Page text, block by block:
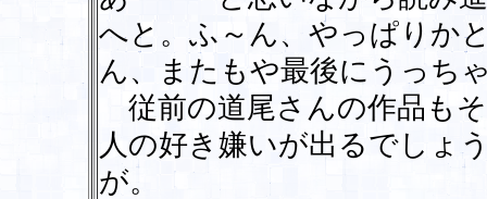
へと。ふ～ん、やっぱりか
ん、またもや最後にうっち
従前の道尾さんの作品も
人の好き嫌いが出るでしょ
が。